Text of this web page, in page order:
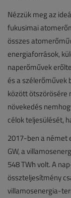
Nézzük meg az
fukusimai
összes
energiaforrások,
naperőművek
és a szélerőművek
között ötszörösére
növekedés
célok teljesülését,
2017-ben a német
GW, a
548 TWh volt. A
összteljesítmény
villamosenergia-